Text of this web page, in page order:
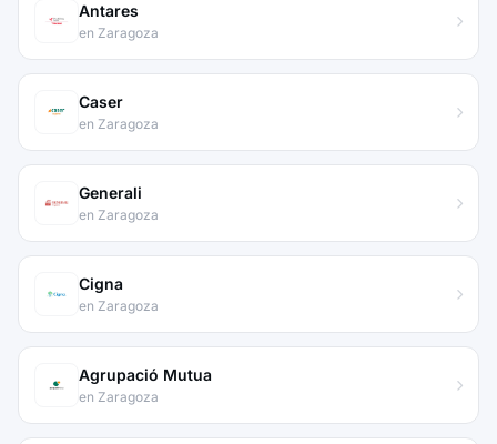
Antares
en Zaragoza
Caser
en Zaragoza
Generali
en Zaragoza
Cigna
en Zaragoza
Agrupació Mutua
en Zaragoza